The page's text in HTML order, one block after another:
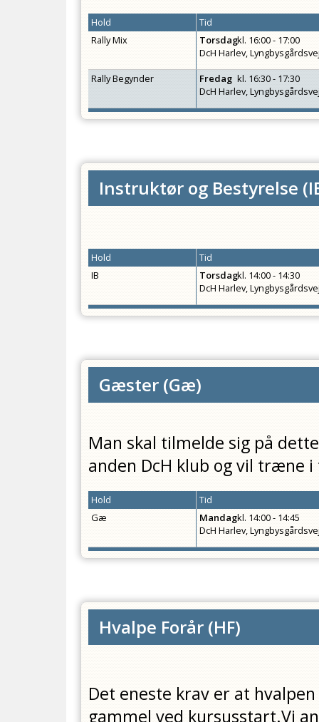
Hold
Tid
Rally Mix
Torsdagkl. 16:00 - 17:00
DcH Harlev,
Rally Begynder
Fredag kl. 16:30 - 17:30
DcH Harlev,
Instruktør og Bestyrelse (
Hold
Tid
IB
Torsdagkl. 14:00 - 14:30
DcH Harlev,
Gæster (Gæ)
Man skal tilmelde sig på
anden DcH klub og vil træne
Hold
Tid
Gæ
Mandagkl. 14:00 - 14:45
DcH Harlev,
Hvalpe Forår (HF)
Det eneste krav er at
gammel ved kursusstart.Vi